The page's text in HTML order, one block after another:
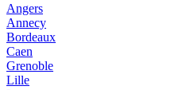
Angers
Annecy
Bordeaux
Caen
Grenoble
Lille